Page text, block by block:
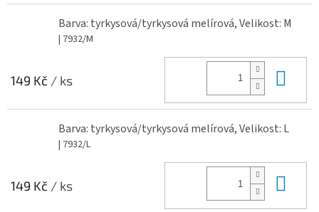
Barva: tyrkysová/tyrkysová melírová, Velikost: M
| 7932/M
149 Kč / ks
Barva: tyrkysová/tyrkysová melírová, Velikost: L
| 7932/L
149 Kč / ks